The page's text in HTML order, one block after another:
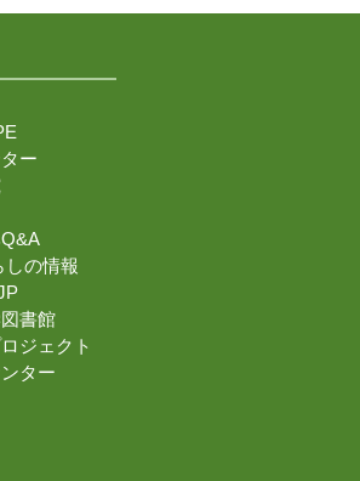
ー
しの情報
書館
ジェクト
ター